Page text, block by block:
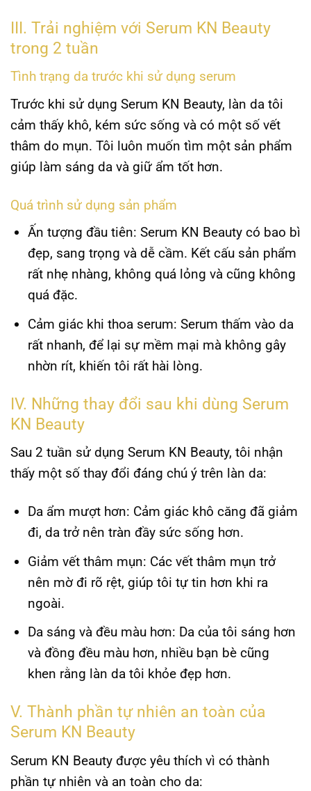
III. Trải nghiệm với Serum KN Beauty
trong 2 tuần
Tình trạng da trước khi sử dụng serum
Trước khi sử dụng Serum KN Beauty, làn da tôi
cảm thấy khô, kém sức sống và có một số vết
thâm do mụn. Tôi luôn muốn tìm một sản phẩm
giúp làm sáng da và giữ ẩm tốt hơn.
Quá trình sử dụng sản phẩm
Ấn tượng đầu tiên: Serum KN Beauty có bao bì
đẹp, sang trọng và dễ cầm. Kết cấu sản phẩm
rất nhẹ nhàng, không quá lỏng và cũng không
quá đặc.
Cảm giác khi thoa serum: Serum thấm vào da
rất nhanh, để lại sự mềm mại mà không gây
nhờn rít, khiến tôi rất hài lòng.
IV. Những thay đổi sau khi dùng Serum
KN Beauty
Sau 2 tuần sử dụng Serum KN Beauty, tôi nhận
thấy một số thay đổi đáng chú ý trên làn da:
Da ẩm mượt hơn: Cảm giác khô căng đã giảm
đi, da trở nên tràn đầy sức sống hơn.
Giảm vết thâm mụn: Các vết thâm mụn trở
nên mờ đi rõ rệt, giúp tôi tự tin hơn khi ra
ngoài.
Da sáng và đều màu hơn: Da của tôi sáng hơn
và đồng đều màu hơn, nhiều bạn bè cũng
khen rằng làn da tôi khỏe đẹp hơn.
V. Thành phần tự nhiên an toàn của
Serum KN Beauty
Serum KN Beauty được yêu thích vì có thành
phần tự nhiên và an toàn cho da: